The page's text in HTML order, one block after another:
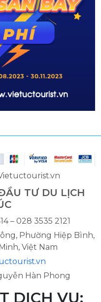
TƯ DU LỊCH
– 028 3535 2121
Phường Hiệp Bình,
Việt Nam
Hàn Phong
DỊCH VỤ: